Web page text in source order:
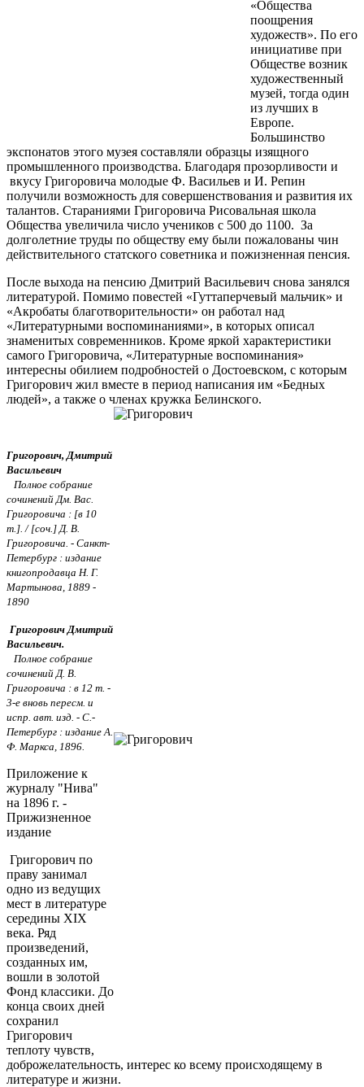
«Общества
поощрения
художеств». По его
инициативе при
Обществе возник
художественный
музей, тогда один
из лучших в
Европе.
Большинство
экспонатов этого музея составляли образцы изящного
промышленного производства. Благодаря прозорливости и
вкусу Григоровича молодые Ф. Васильев и И. Репин
получили возможность для совершенствования и развития их
талантов. Стараниями Григоровича Рисовальная школа
Общества увеличила число учеников с 500 до 1100. За
долголетние труды по обществу ему были пожалованы чин
действительного статского советника и пожизненная пенсия.
После выхода на пенсию Дмитрий Васильевич снова занялся
литературой. Помимо повестей «Гуттаперчевый мальчик» и
«Акробаты благотворительности» он работал над
«Литературными воспоминаниями», в которых описал
знаменитых современников. Кроме яркой характеристики
самого Григоровича, «Литературные воспоминания»
интересны обилием подробностей о Достоевском, с которым
Григорович жил вместе в период написания им «Бедных
людей», а также о членах кружка Белинского.
Григорович, Дмитрий
Васильевич
Полное собрание
сочинений Дм. Вас.
Григоровича : [в 10
т.]. / [соч.] Д. В.
Григоровича. - Санкт-
Петербург : издание
книгопродавца Н. Г.
Мартынова, 1889 -
1890
Григорович Дмитрий
Васильевич.
Полное собрание
сочинений Д. В.
Григоровича : в 12 т. -
3-е вновь пересм. и
испр. авт. изд. - С.-
Петербург : издание А.
Ф. Маркса, 1896.
Приложение к
журналу "Нива"
на 1896 г. -
Прижизненное
издание
Григорович по
праву занимал
одно из ведущих
мест в литературе
середины XIX
века. Ряд
произведений,
созданных им,
вошли в золотой
Фонд классики. До
конца своих дней
сохранил
Григорович
теплоту чувств,
доброжелательность, интерес ко всему происходящему в
литературе и жизни.